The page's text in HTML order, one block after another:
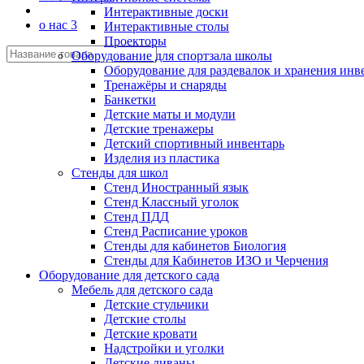
о нас 3
Интерактивные доски
Интерактивные столы
Проекторы
Оборудование для спортзала школы
Оборудование для раздевалок и хранения
Тренажёры и снаряды
Банкетки
Детские маты и модули
Детские тренажеры
Детский спортивный инвентарь
Изделия из пластика
Стенды для школ
Стенд Иностранный язык
Стенд Классный уголок
Стенд ПДД
Стенд Расписание уроков
Стенды для кабинетов Биология
Стенды для Кабинетов ИЗО и Черчения
Оборудование для детского сада
Мебель для детского сада
Детские стульчики
Детские столы
Детские кровати
Надстройки и уголки